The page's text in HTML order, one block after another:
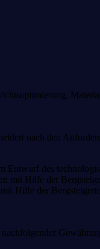
nach den
Entwurf des
mit Hilfe der
Hilfe der